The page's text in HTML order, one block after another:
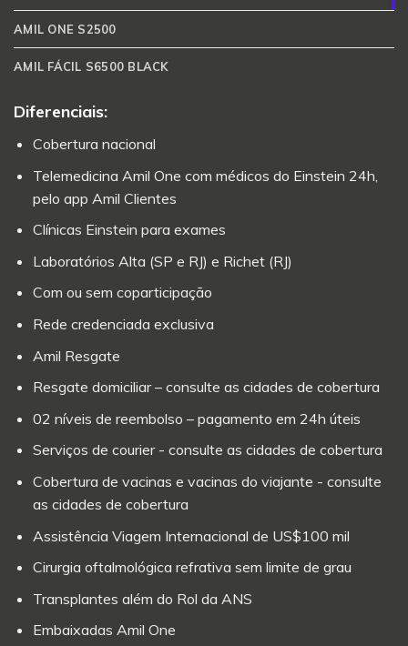
AMIL ONE S2500
AMIL FÁCIL S6500 BLACK
Diferenciais:
Cobertura nacional
Telemedicina Amil One com médicos do Einstein 24h,
pelo app Amil Clientes
Clínicas Einstein para exames
Laboratórios Alta (SP e RJ) e Richet (RJ)
Com ou sem coparticipação
Rede credenciada exclusiva
Amil Resgate
Resgate domiciliar – consulte as cidades de cobertura
02 níveis de reembolso – pagamento em 24h úteis
Serviços de courier - consulte as cidades de cobertura
Cobertura de vacinas e vacinas do viajante - consulte
as cidades de cobertura
Assistência Viagem Internacional de US$100 mil
Cirurgia oftalmológica refrativa sem limite de grau
Transplantes além do Rol da ANS
Embaixadas Amil One